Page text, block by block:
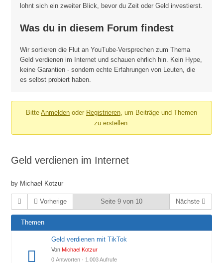
lohnt sich ein zweiter Blick, bevor du Zeit oder Geld investierst.
Was du in diesem Forum findest
Wir sortieren die Flut an YouTube-Versprechen zum Thema
Geld verdienen im Internet und schauen ehrlich hin. Kein Hype,
keine Garantien - sondern echte Erfahrungen von Leuten, die
es selbst probiert haben.
Bitte Anmelden oder Registrieren, um Beiträge und Themen
zu erstellen.
Geld verdienen im Internet
by Michael Kotzur
Vorherige Seite 9 von 10 Nächste
Themen
Geld verdienen mit TikTok
VonMichael Kotzur
0 Antworten · 1.003 Aufrufe